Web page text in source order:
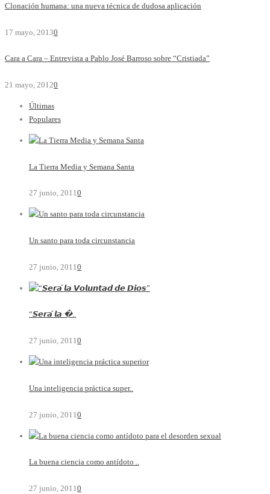
Clonación humana: una nueva técnica de dudosa aplicación
17 mayo, 20130
Cara a Cara – Entrevista a Pablo José Barroso sobre “Cristiada”
21 mayo, 20120
Últimas
Populares
La Tierra Media y Semana Santa
27 junio, 20110
Un santo para toda circunstancia
27 junio, 2011 0
“𝙎𝙚𝙧𝙖́ 𝙡𝙖 �..
27 junio, 20110
Una inteligencia práctica super..
27 junio, 2011 0
La buena ciencia como antídoto ..
27 junio, 2011 0